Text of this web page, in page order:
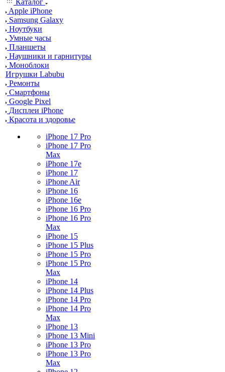
Каталог
Apple iPhone
Samsung Galaxy
Ноутбуки
Умные часы
Планшеты
Наушники и гарнитуры
Моноблоки
Игрушки Labubu
Ремонты
Смартфоны
Google Pixel
Дисплеи iPhone
Красота и здоровье
iPhone 17 Pro
iPhone 17 Pro
Max
iPhone 17e
iPhone 17
iPhone Air
iPhone 16
iPhone 16e
iPhone 16 Pro
iPhone 16 Pro
Max
iPhone 15
iPhone 15 Plus
iPhone 15 Pro
iPhone 15 Pro
Max
iPhone 14
iPhone 14 Plus
iPhone 14 Pro
iPhone 14 Pro
Max
iPhone 13
iPhone 13 Mini
iPhone 13 Pro
iPhone 13 Pro
Max